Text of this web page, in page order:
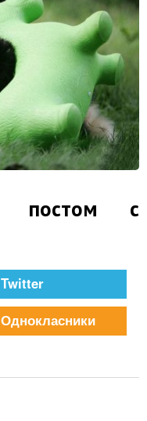
постом с
Twitter
Однокласники